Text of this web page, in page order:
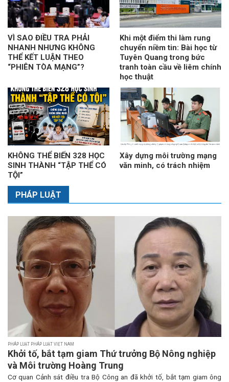
VÌ SAO ĐIỀU TRA PHẢI
NHANH NHƯNG KHÔNG
THỂ KẾT LUẬN THEO
“PHIÊN TÒA MẠNG”?
Khi một điểm thi làm rung
chuyển niềm tin: Bài học từ
Tuyên Quang trong bức
tranh toàn cầu về liêm chính
học thuật
KHÔNG THỂ BIẾN 328 HỌC
SINH THÀNH “TẬP THỂ CÓ
TỘI”
Xây dựng môi trường mạng
văn minh, có trách nhiệm
PHÁP LUẬT
PHÁP LUẬT PHÁP LUẬT VIỆT NAM
Khởi tố, bắt tạm giam Thứ trưởng Bộ Nông nghiệp
và Môi trường Hoàng Trung
Cơ quan Cảnh sát điều tra Bộ Công an đã khởi tố, bắt tạm giam ông